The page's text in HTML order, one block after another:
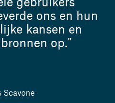
gebruikers
ons en hun
kansen en
op."
Scavone